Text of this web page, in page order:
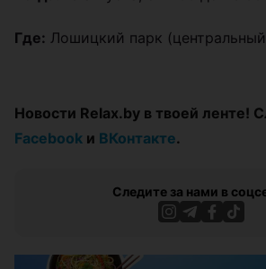
Где: Лошицкий парк
Новости Relax.by в твоей ленте!
Facebook и ВКонтакте.
Следите за нами в